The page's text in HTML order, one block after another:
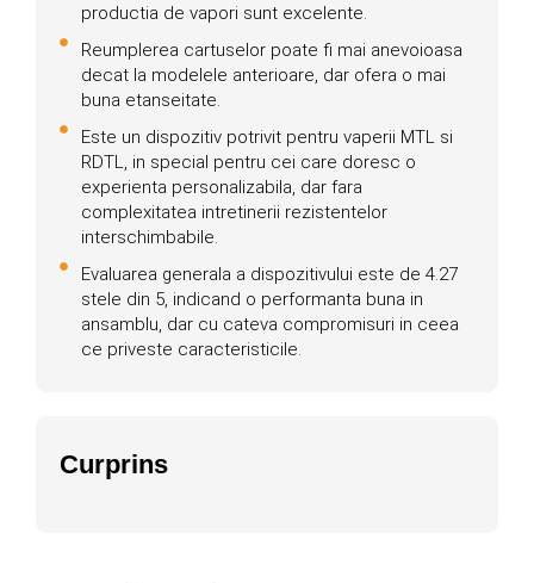
productia de vapori sunt excelente.
Reumplerea cartuselor poate fi mai anevoioasa
decat la modelele anterioare, dar ofera o mai
buna etanseitate.
Este un dispozitiv potrivit pentru vaperii MTL si
RDTL, in special pentru cei care doresc o
experienta personalizabila, dar fara
complexitatea intretinerii rezistentelor
interschimbabile.
Evaluarea generala a dispozitivului este de 4.27
stele din 5, indicand o performanta buna in
ansamblu, dar cu cateva compromisuri in ceea
ce priveste caracteristicile.
Curprins